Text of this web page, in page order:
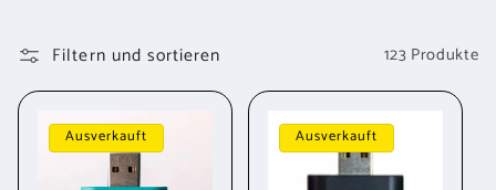
t
e
Filtern und sortieren 123 Produkte
Ausverkauft Ausverkauft